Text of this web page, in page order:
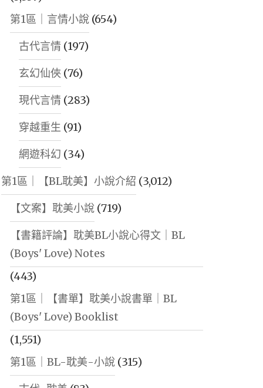
第1區｜言情小說(654)
古代言情(197)
玄幻仙俠 (76)
現代言情(283)
穿越重生 (91)
網遊科幻 (34)
第1區｜【BL耽美】小說介紹 (3,012)
【文案】耽美小說(719)
【書籍評論】耽美BL小說心得文｜BL
(Boys' Love) Notes
(443)
第1區｜【書單】耽美小說書單｜BL
(Boys' Love) Booklist
(1,551)
第1區｜BL-耽美-小說(315)